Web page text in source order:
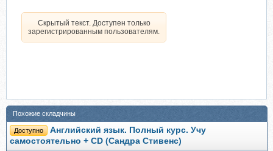
Скрытый текст. Доступен только
зарегистрированным пользователям.
Похожие складчины
Доступно
Английский язык. Полный курс. Учу
самостоятельно + CD (Сандра Стивенс)